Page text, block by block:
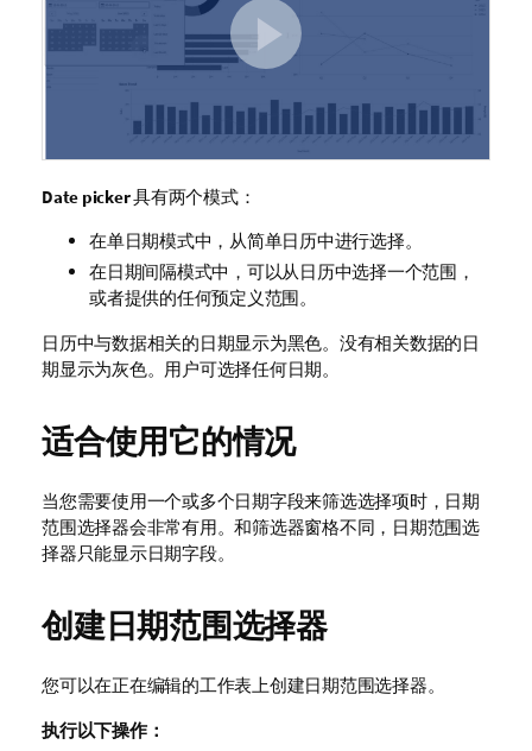
Date picker具有两个模式：
在单日期模式中，从简单日历中进行选择。
在日期间隔模式中，可以从日历中选择一个范围，
或者提供的任何预定义范围。
日历中与数据相关的日期显示为黑色。没有相关数据的日
期显示为灰色。用户可选择任何日期。
适合使用它的情况
当您需要使用一个或多个日期字段来筛选选择项时，日期
范围选择器会非常有用。和筛选器窗格不同，日期范围选
择器只能显示日期字段。
创建日期范围选择器
您可以在正在编辑的工作表上创建日期范围选择器。
执行以下操作：